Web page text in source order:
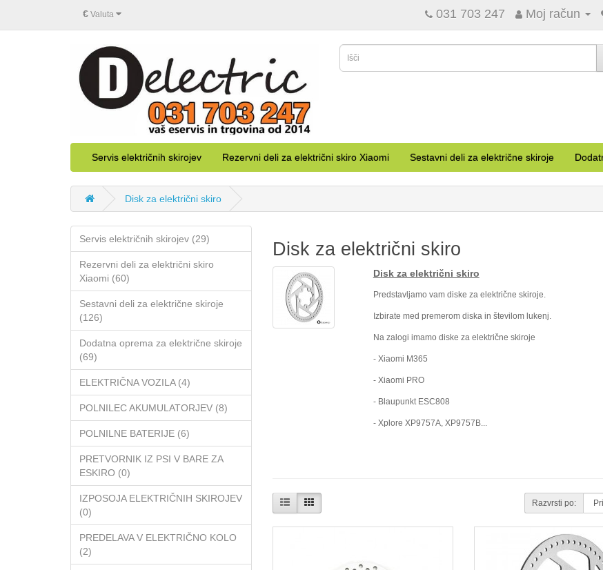
€ Valuta 031 703 247 Moj račun
Servis električnih skirojev Rezervni deli za električni skiro Xiaomi Sestavni deli za električne skiroje
Disk za električni skiro
Servis električnih skirojev (29)
Rezervni deli za električni skiro
Xiaomi (60)
Sestavni deli za električne skiroje
(126)
Dodatna oprema za električne skiroje
(69)
ELEKTRIČNA VOZILA (4)
POLNILEC AKUMULATORJEV (8)
POLNILNE BATERIJE (6)
PRETVORNIK IZ PSI V BARE ZA
ESKIRO (0)
IZPOSOJA ELEKTRIČNIH SKIROJEV
(0)
PREDELAVA V ELEKTRIČNO KOLO
(2)
Disk za električni skiro
Disk za električni skiro
Predstavljamo vam diske za električne skiroje.
Izbirate med premerom diska in številom lukenj.
Na zalogi imamo diske za električne skiroje
- Xiaomi M365
- Xiaomi PRO
- Blaupunkt ESC808
- Xplore XP9757A, XP9757B...
Razvrsti po: